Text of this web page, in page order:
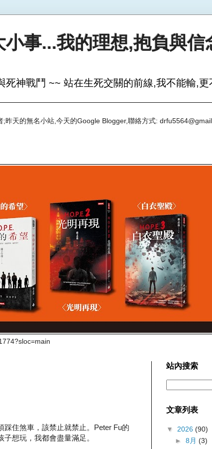
事...我的理想,抱負與信
死神戰鬥 ~~ 站在生死交關的前線,我不能輸,更
;昨天的無名小站,今天的Google Blogger,聯絡方式:
住煞車，該禁止就禁止。Peter Fu的
想玩，我都會盡量滿足。
站內搜索
文章列表
▼ 2026 (90)
► 8月 (3)